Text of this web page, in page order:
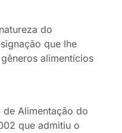
do
que lhe
alimentícios
Alimentação do
que admitiu o